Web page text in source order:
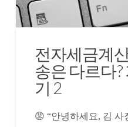
전자세금계
송은 다르다
기 2
😡 “안녕하세요, 김